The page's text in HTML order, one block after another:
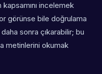
incelemek
görünse bile doğrulama
sonra çıkarabilir; bu
metinlerini okumak